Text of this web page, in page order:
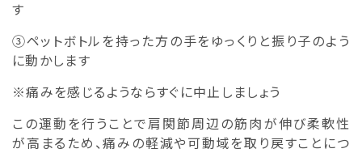
す
③ペットボトルを持った方の手をゆっくりと振り子のよう
に動かします
※痛みを感じるようならすぐに中止しましょう
この運動を行うことで肩関節周辺の筋肉が伸び柔軟性
が高まるため、痛みの軽減や可動域を取り戻すことにつ